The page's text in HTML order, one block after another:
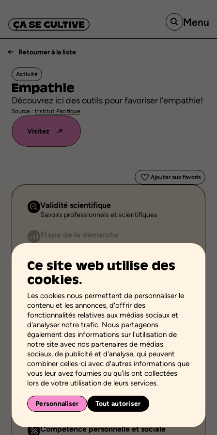
Ce site web utilise des
cookies.
Les cookies nous permettent de personnaliser le
contenu et les annonces, d'offrir des
fonctionnalités relatives aux médias sociaux et
d'analyser notre trafic. Nous partageons
également des informations sur l'utilisation de
notre site avec nos partenaires de médias
sociaux, de publicité et d'analyse, qui peuvent
combiner celles-ci avec d'autres informations que
vous leur avez fournies ou qu'ils ont collectées
lors de votre utilisation de leurs services.
Personnaliser Tout autoriser
Menu
Retourner à la liste
Activité
Empathie
Découvrez ici des outils pour favoriser l’empathie!
Source : Institut Pacifique
Visitez
Ajouter aux favoris
Validité scientifique
Savoirs professionnels et scientifiques
Étape de la démarche
-
Niveaux scolaires
Primaire
Environnement
Environnement familial
Public
-
Durée
-
Thématique
Relations sociales
Compétence personnelle et sociale